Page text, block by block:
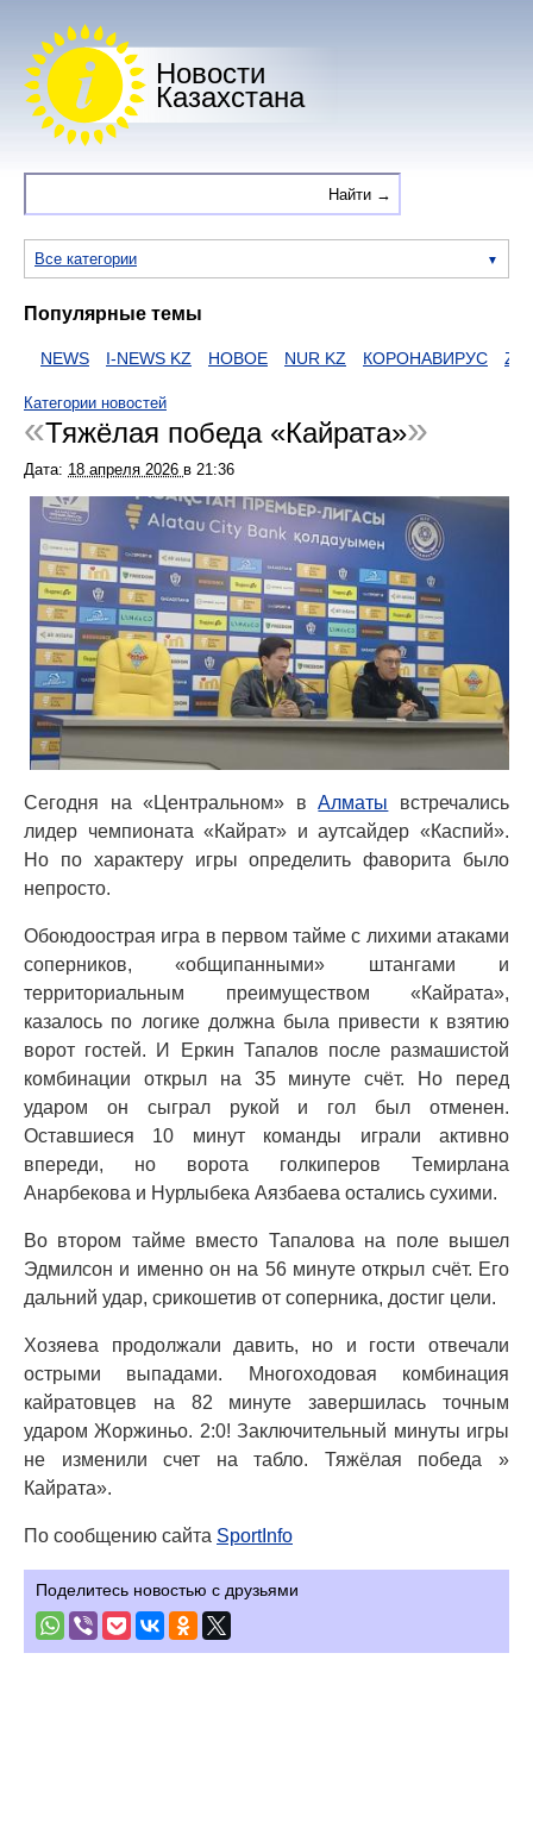
Новости
Казахстана
Все категории
Популярные темы
NEWS I-NEWS KZ НОВОЕ NUR KZ КОРОНАВИРУС
Категории новостей
Тяжёлая победа «Кайрата»
Дата: 18 апреля 2026 в 21:36
Сегодня на «Центральном» вАлматы встречались
лидер чемпионата «Кайрат» и аутсайдер «Каспий».
Но по характеру игры определить фаворита было
непросто.
Обоюдоострая игра в первом тайме с лихими атаками
соперников, «общипанными» штангами и
территориальным преимуществом «Кайрата»,
казалось по логике должна была привести к взятию
ворот гостей. И Еркин Тапалов после размашистой
комбинации открыл на 35 минуте счёт. Но перед
ударом он сыграл рукой и гол был отменен.
Оставшиеся 10 минут команды играли активно
впереди, но ворота голкиперов Темирлана
Анарбекова и Нурлыбека Аязбаева остались сухими.
Во втором тайме вместо Тапалова на поле вышел
Эдмилсон и именно он на 56 минуте открыл счёт. Его
дальний удар, срикошетив от соперника, достиг цели.
Хозяева продолжали давить, но и гости отвечали
острыми выпадами. Многоходовая комбинация
кайратовцев на 82 минуте завершилась точным
ударом Жоржиньо. 2:0! Заключительный минуты игры
не изменили счет на табло. Тяжёлая победа »
Кайрата».
По сообщению сайта SportInfo
Поделитесь новостью с друзьями